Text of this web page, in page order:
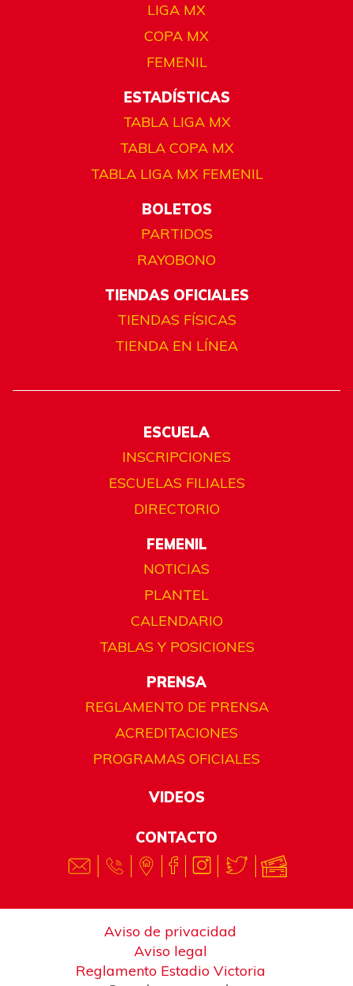
LIGA MX
COPA MX
FEMENIL
ESTADÍSTICAS
TABLA LIGA MX
TABLA COPA MX
TABLA LIGA MX FEMENIL
BOLETOS
PARTIDOS
RAYOBONO
TIENDAS OFICIALES
TIENDAS FÍSICAS
TIENDA EN LÍNEA
ESCUELA
INSCRIPCIONES
ESCUELAS FILIALES
DIRECTORIO
FEMENIL
NOTICIAS
PLANTEL
CALENDARIO
TABLAS Y POSICIONES
PRENSA
REGLAMENTO DE PRENSA
ACREDITACIONES
PROGRAMAS OFICIALES
VIDEOS
CONTACTO
Aviso de privacidad
Aviso legal
Reglamento Estadio Victoria